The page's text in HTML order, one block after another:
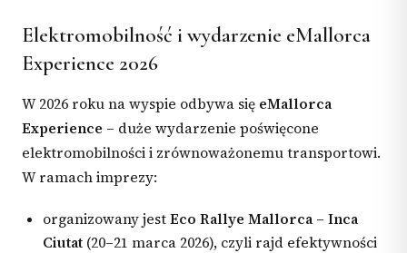
Elektromobilność i wydarzenie eMallorca
Experience 2026
W 2026 roku na wyspie odbywa się eMallorca
Experience – duże wydarzenie poświęcone
elektromobilności i zrównoważonemu transportowi.
W ramach imprezy:
organizowany jestEco Rallye Mallorca – Inca
Ciutat (20–21 marca 2026), czyli rajd efektywności